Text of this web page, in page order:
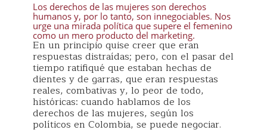
Los derechos de las mujeres son derechos
humanos y, por lo tanto, son innegociables. Nos
urge una mirada política que supere el femenino
como un mero producto del marketing.
En un principio quise creer que eran
respuestas distraídas; pero, con el pasar del
tiempo ratifiqué que estaban hechas de
dientes y de garras, que eran respuestas
reales, combativas y, lo peor de todo,
históricas: cuando hablamos de los
derechos de las mujeres, según los
políticos en Colombia, se puede negociar.